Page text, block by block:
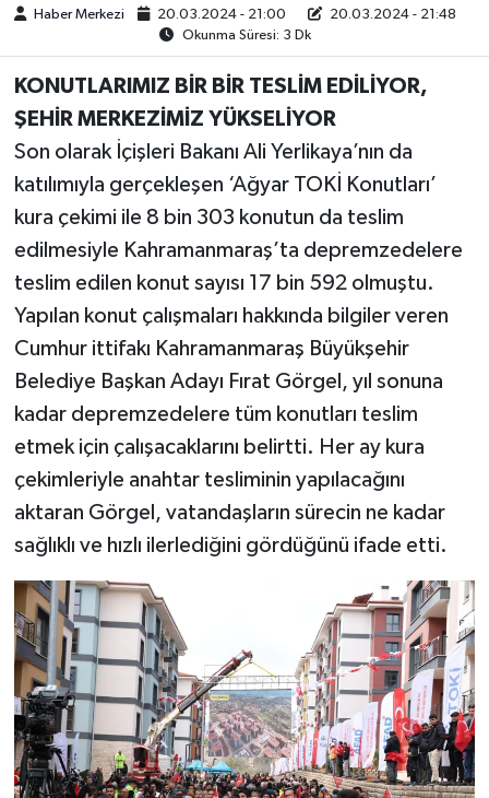
Haber Merkezi 20.03.2024 - 21:00
20.03.2024 - 21:48
Okunma Süresi: 3 Dk
KONUTLARIMIZ BİR BİR TESLİM EDİLİYOR,
ŞEHİR MERKEZİMİZ YÜKSELİYOR
Son olarak İçişleri Bakanı Ali Yerlikaya’nın da
katılımıyla gerçekleşen ‘Ağyar TOKİ Konutları’
kura çekimi ile 8 bin 303 konutun da teslim
edilmesiyle Kahramanmaraş’ta depremzedelere
teslim edilen konut sayısı 17 bin 592 olmuştu.
Yapılan konut çalışmaları hakkında bilgiler veren
Cumhur ittifakı Kahramanmaraş Büyükşehir
Belediye Başkan Adayı Fırat Görgel, yıl sonuna
kadar depremzedelere tüm konutları teslim
etmek için çalışacaklarını belirtti. Her ay kura
çekimleriyle anahtar tesliminin yapılacağını
aktaran Görgel, vatandaşların sürecin ne kadar
sağlıklı ve hızlı ilerlediğini gördüğünü ifade etti.
OTOMOTİV
TEKNOLOJİ
YAŞAM
KÜLTÜR SANAT